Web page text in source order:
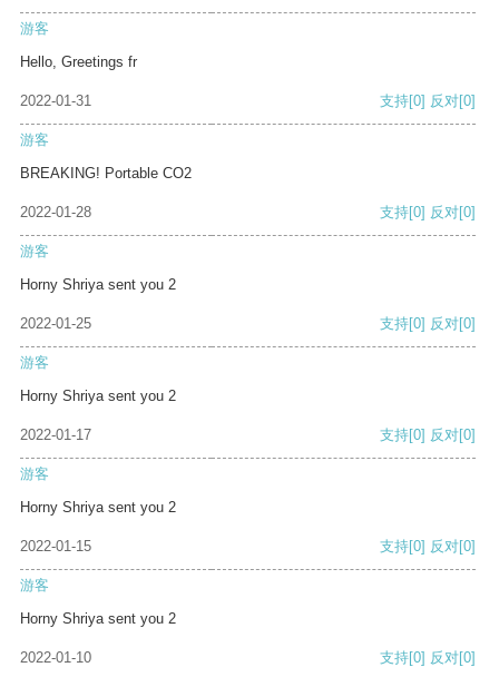
游客
Hello, Greetings fr
2022-01-31 支持[0] 反对[0]
游客
BREAKING! Portable CO2
2022-01-28 支持[0] 反对[0]
游客
Horny Shriya sent you 2
2022-01-25 支持[0] 反对[0]
游客
Horny Shriya sent you 2
2022-01-17 支持[0] 反对[0]
游客
Horny Shriya sent you 2
2022-01-15 支持[0] 反对[0]
游客
Horny Shriya sent you 2
2022-01-10 支持[0] 反对[0]